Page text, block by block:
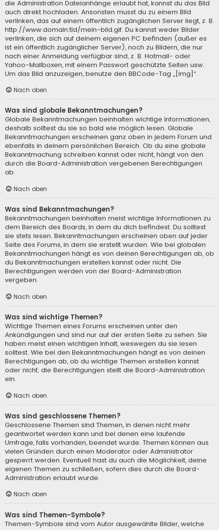
die Administration Dateianhänge erlaubt hat, kannst du das Bild
auch direkt hochladen. Ansonsten musst du zu einem Bild
verlinken, das auf einem öffentlich zugänglichen Server liegt, z. B.
http://www.domain.tld/mein-bild.gif. Du kannst weder Bilder
verlinken, die sich auf deinem eigenen PC befinden (außer es
ist ein öffentlich zugänglicher Server), noch zu Bildern, die nur
nach einer Anmeldung verfügbar sind, z. B. Hotmail- oder
Yahoo-Mailboxen, mit einem Passwort geschützte Seiten usw.
Um das Bild anzuzeigen, benutze den BBCode-Tag „[img]“.
Nach oben
Was sind globale Bekanntmachungen?
Globale Bekanntmachungen beinhalten wichtige Informationen,
deshalb solltest du sie so bald wie möglich lesen. Globale
Bekanntmachungen erscheinen ganz oben in jedem Forum und
ebenfalls in deinem persönlichen Bereich. Ob du eine globale
Bekanntmachung schreiben kannst oder nicht, hängt von den
durch die Board-Administration vergebenen Berechtigungen
ab.
Nach oben
Was sind Bekanntmachungen?
Bekanntmachungen beinhalten meist wichtige Informationen zu
dem Bereich des Boards, in dem du dich befindest. Du solltest
sie stets lesen. Bekanntmachungen erscheinen oben auf jeder
Seite des Forums, in dem sie erstellt wurden. Wie bei globalen
Bekanntmachungen hängt es von deinen Berechtigungen ab, ob
du Bekanntmachungen erstellen kannst oder nicht. Die
Berechtigungen werden von der Board-Administration
vergeben.
Nach oben
Was sind wichtige Themen?
Wichtige Themen eines Forums erscheinen unter den
Ankündigungen und sind nur auf der ersten Seite zu sehen. Sie
haben meist einen wichtigen Inhalt, weswegen du sie lesen
solltest. Wie bei den Bekanntmachungen hängt es von deinen
Berechtigungen ab, ob du wichtige Themen erstellen kannst
oder nicht; die Berechtigungen stellt die Board-Administration
ein.
Nach oben
Was sind geschlossene Themen?
Geschlossene Themen sind Themen, in denen nicht mehr
geantwortet werden kann und bei denen eine laufende
Umfrage, falls vorhanden, beendet wurde. Themen können aus
vielen Gründen durch einen Moderator oder Administrator
gesperrt werden. Eventuell hast du auch die Möglichkeit, deine
eigenen Themen zu schließen, sofern dies durch die Board-
Administration erlaubt wurde.
Nach oben
Was sind Themen-Symbole?
Themen-Symbole sind vom Autor ausgewählte Bilder, welche